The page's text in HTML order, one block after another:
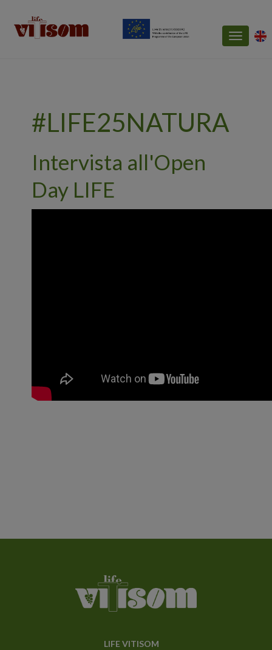
Toggle
#LIFE25NATURA
Intervista all'Open
Day LIFE
LIFE VITISOM